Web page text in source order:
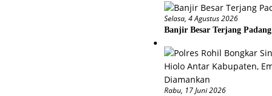
Selasa, 4 Agustus 2026
Banjir Besar Terjang Padang
Rabu, 17 Juni 2026